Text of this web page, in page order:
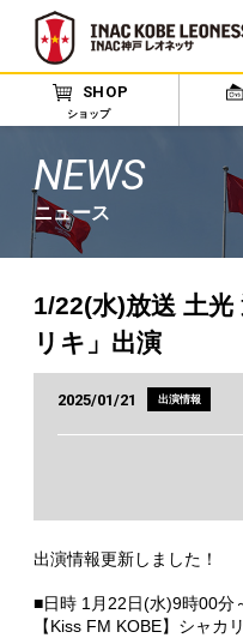
SHOP
ショップ
NEWS
ニュース
1/22(水)放送 土
リキ」出演
2025/01/21 出演情報
出演情報更新しました！
■日時 1月22日(水)9時00分
【Kiss FM KOBE】シャカ